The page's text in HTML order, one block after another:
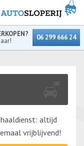
06 299 666 24
altijd
vrijblijvend!